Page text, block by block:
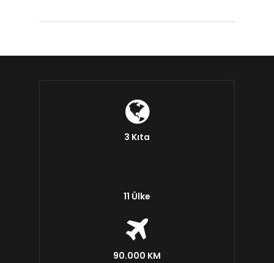
3 Kıta
11 Ülke
90.000 KM